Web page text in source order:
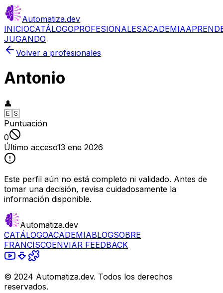
Automatiza.dev
INICIOCATÁLOGOPROFESIONALESACADEMIA
JUGANDO
Volver a profesionales
Antonio
👤
🇪🇸
Puntuación
0
Último acceso13 ene 2026
Este perfil aún no está completo ni validado. Antes de
tomar una decisión, revisa cuidadosamente la
información disponible.
Automatiza.dev
CATÁLOGOACADEMIABLOGSOBRE
FRANCISCOENVIAR FEEDBACK
© 2024 Automatiza.dev. Todos los derechos
reservados.